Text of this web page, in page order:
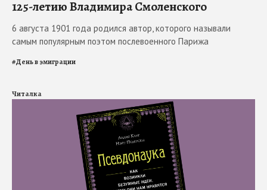
125-летию Владимира Смоленского
6 августа 1901 года родился автор, которого называли
самым популярным поэтом послевоенного Парижа
#День в эмиграции
Читалка